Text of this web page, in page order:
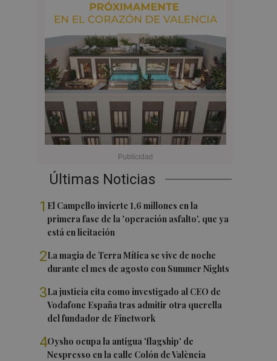
Últimas Noticias
1 El Campello invierte 1,6 millones en la
primera fase de la 'operación asfalto', que ya
está en licitación
2La magia de Terra Mítica se vive de noche
durante el mes de agosto con Summer Nights
3La justicia cita como investigado al CEO de
Vodafone España tras admitir otra querella
del fundador de Finetwork
4Oysho ocupa la antigua 'flagship' de
Nespresso en la calle Colón de València